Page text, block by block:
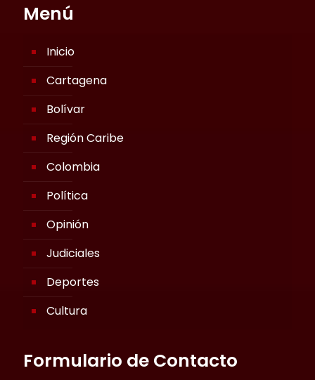
Menú
Inicio
Cartagena
Bolívar
Región Caribe
Colombia
Política
Opinión
Judiciales
Deportes
Cultura
Formulario de Contacto